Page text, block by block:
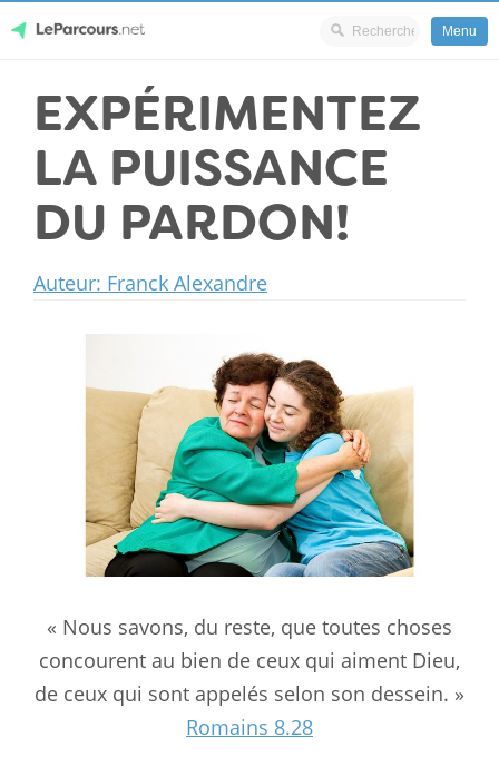
content
LeParcours.net
Menu
EXPÉRIMENTEZ
LA PUISSANCE
DU PARDON!
Auteur: Franck Alexandre
« Nous savons, du reste, que toutes choses
concourent au bien de ceux qui aiment Dieu,
de ceux qui sont appelés selon son dessein. »
Romains 8.28